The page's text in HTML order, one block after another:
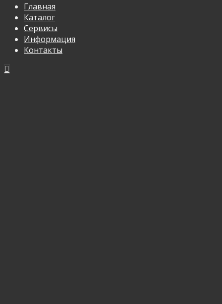
Главная
Каталог
Сервисы
Информация
Контакты
